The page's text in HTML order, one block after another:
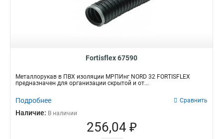
Fortisflex 67590
Металлорукав в ПВХ изоляции МРПИнг NORD 32 FORTISFLEX
предназначен для организации скрытой и от...
Подробнее Сравнить
Наличие: В наличии
256,04 ₽